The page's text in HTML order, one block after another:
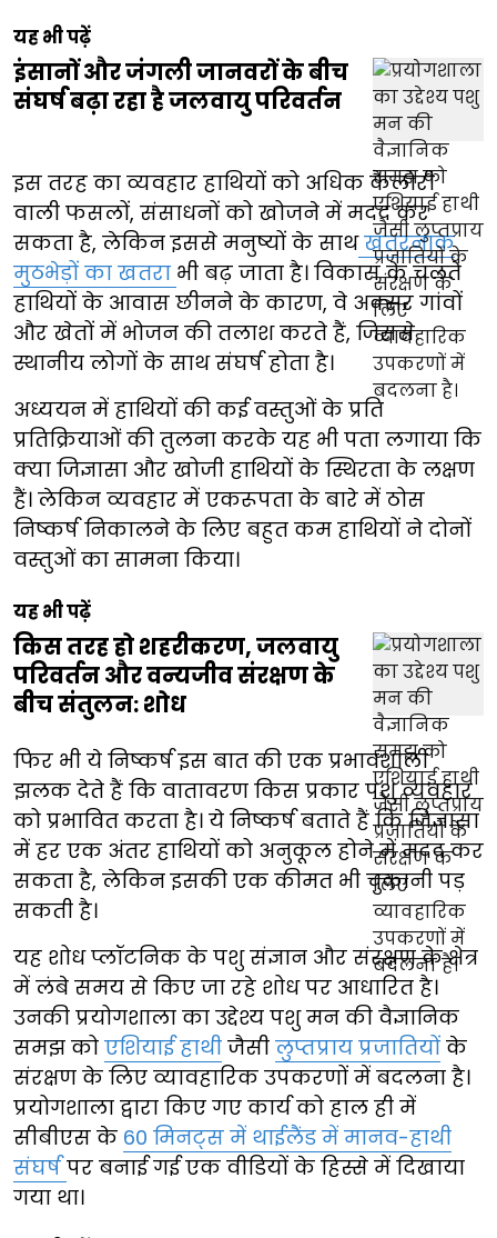
यह भी पढ़ें
इंसानों और जंगली जानवरों के बीच
संघर्ष बढ़ा रहा है जलवायु परिवर्तन
इस तरह का व्यवहार हाथियों को अधिक कैलोरी
वाली फसलों, संसाधनों को खोजने में मदद कर
सकता है, लेकिन इससे मनुष्यों के साथखतरनाक
मुठभेड़ों का खतरा भी बढ़ जाता है। विकास के चलते
हाथियों के आवास छीनने के कारण, वे अक्सर गांवों
और खेतों में भोजन की तलाश करते हैं, जिससे
स्थानीय लोगों के साथ संघर्ष होता है।
अध्ययन में हाथियों की कई वस्तुओं के प्रति
प्रतिक्रियाओं की तुलना करके यह भी पता लगाया कि
क्या जिज्ञासा और खोजी हाथियों के स्थिरता के लक्षण
हैं। लेकिन व्यवहार में एकरूपता के बारे में ठोस
निष्कर्ष निकालने के लिए बहुत कम हाथियों ने दोनों
वस्तुओं का सामना किया।
यह भी पढ़ें
किस तरह हो शहरीकरण, जलवायु
परिवर्तन और वन्यजीव संरक्षण के
बीच संतुलन: शोध
फिर भी ये निष्कर्ष इस बात की एक प्रभावशाली
झलक देते हैं कि वातावरण किस प्रकार पशु व्यवहार
को प्रभावित करता है। ये निष्कर्ष बताते हैं कि जिज्ञासा
में हर एक अंतर हाथियों को अनुकूल होने में मदद कर
सकता है, लेकिन इसकी एक कीमत भी चुकानी पड़
सकती है।
यह शोध प्लॉटनिक के पशु संज्ञान और संरक्षण के क्षेत्र
में लंबे समय से किए जा रहे शोध पर आधारित है।
उनकी प्रयोगशाला का उद्देश्य पशु मन की वैज्ञानिक
समझ को एशियाई हाथी जैसी लुप्तप्राय प्रजातियों के
संरक्षण के लिए व्यावहारिक उपकरणों में बदलना है।
प्रयोगशाला द्वारा किए गए कार्य को हाल ही में
सीबीएस के 60 मिनट्स में थाईलैंड में मानव-हाथी
संघर्षपर बनाई गई एक वीडियों के हिस्से में दिखाया
गया था।